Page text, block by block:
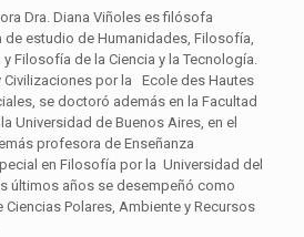
Dra. Diana Viñoles es filósofa
de estudio de Humanidades, Filosofía,
Filosofía de la Ciencia y la Tecnología.
Civilizaciones por la Ecole des Hautes
se doctoró además en la Facultad
Universidad de Buenos Aires, en el
profesora de Enseñanza
en Filosofía por la Universidad del
últimos años se desempeñó como
Polares, Ambiente y Recursos